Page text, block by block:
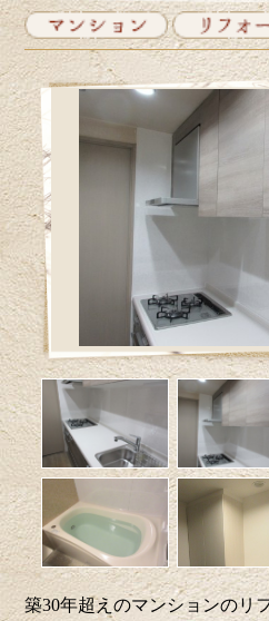
築30年超えのマンションのリ